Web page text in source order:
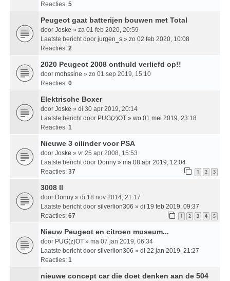
Reacties: 5
Peugeot gaat batterijen bouwen met Total
door Joske » za 01 feb 2020, 20:59
Laatste bericht door jurgen_s » zo 02 feb 2020, 10:08
Reacties: 2
2020 Peugeot 2008 onthuld verliefd op!!
door mohssine » zo 01 sep 2019, 15:10
Reacties: 0
Elektrische Boxer
door Joske » di 30 apr 2019, 20:14
Laatste bericht door PUG(z)OT » wo 01 mei 2019, 23:18
Reacties: 1
Nieuwe 3 cilinder voor PSA
door Joske » vr 25 apr 2008, 15:53
Laatste bericht door Donny » ma 08 apr 2019, 12:04
Reacties: 37 1 2 3
3008 II
door Donny » di 18 nov 2014, 21:17
Laatste bericht door silverlion306 » di 19 feb 2019, 09:37
Reacties: 67 1 2 3 4 5
Nieuw Peugeot en citroen museum...
door PUG(z)OT » ma 07 jan 2019, 06:34
Laatste bericht door silverlion306 » di 22 jan 2019, 21:27
Reacties: 1
nieuwe concept car die doet denken aan de 504